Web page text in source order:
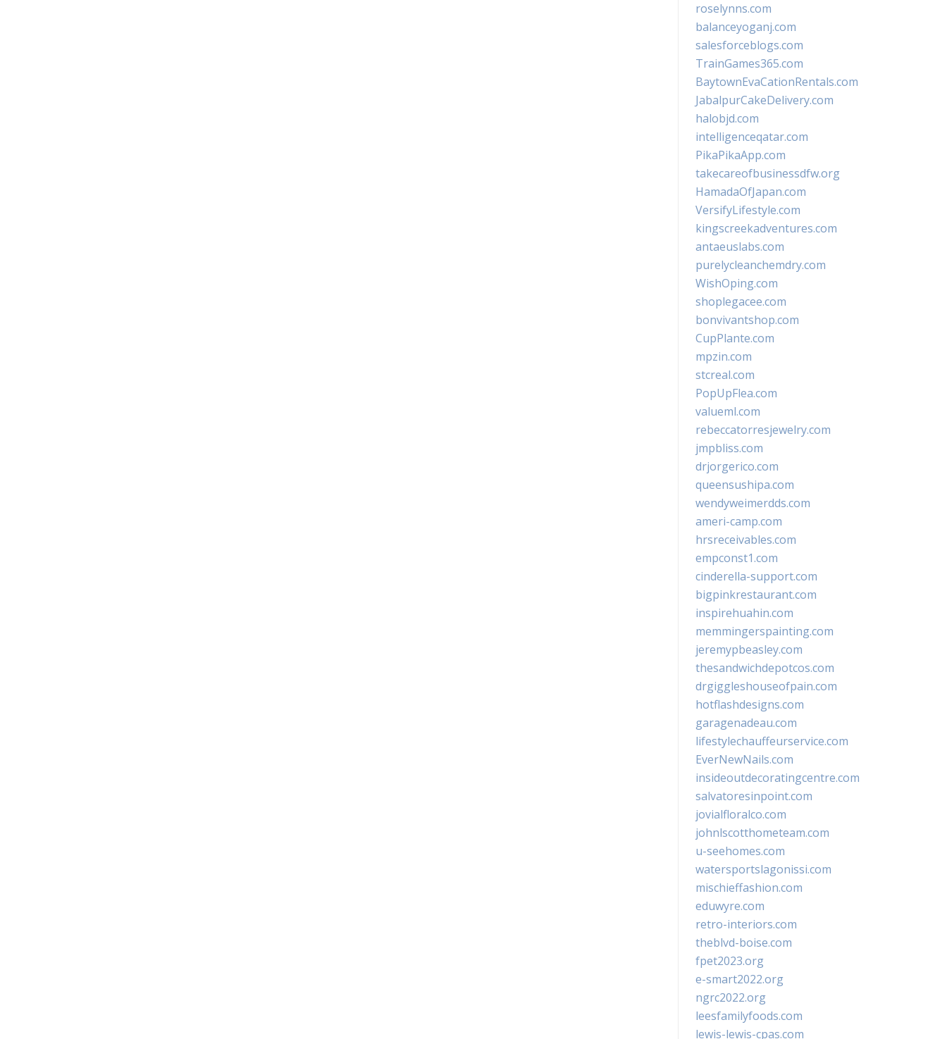
roselynns.com
balanceyoganj.com
salesforceblogs.com
TrainGames365.com
BaytownEvaCationRentals.com
JabalpurCakeDelivery.com
halobjd.com
intelligenceqatar.com
PikaPikaApp.com
takecareofbusinessdfw.org
HamadaOfJapan.com
VersifyLifestyle.com
kingscreekadventures.com
antaeuslabs.com
purelycleanchemdry.com
WishOping.com
shoplegacee.com
bonvivantshop.com
CupPlante.com
mpzin.com
stcreal.com
PopUpFlea.com
valueml.com
rebeccatorresjewelry.com
jmpbliss.com
drjorgerico.com
queensushipa.com
wendyweimerdds.com
ameri-camp.com
hrsreceivables.com
empconst1.com
cinderella-support.com
bigpinkrestaurant.com
inspirehuahin.com
memmingerspainting.com
jeremypbeasley.com
thesandwichdepotcos.com
drgiggleshouseofpain.com
hotflashdesigns.com
garagenadeau.com
lifestylechauffeurservice.com
EverNewNails.com
insideoutdecoratingcentre.com
salvatoresinpoint.com
jovialfloralco.com
johnlscotthometeam.com
u-seehomes.com
watersportslagonissi.com
mischieffashion.com
eduwyre.com
retro-interiors.com
theblvd-boise.com
fpet2023.org
e-smart2022.org
ngrc2022.org
leesfamilyfoods.com
lewis-lewis-cpas.com